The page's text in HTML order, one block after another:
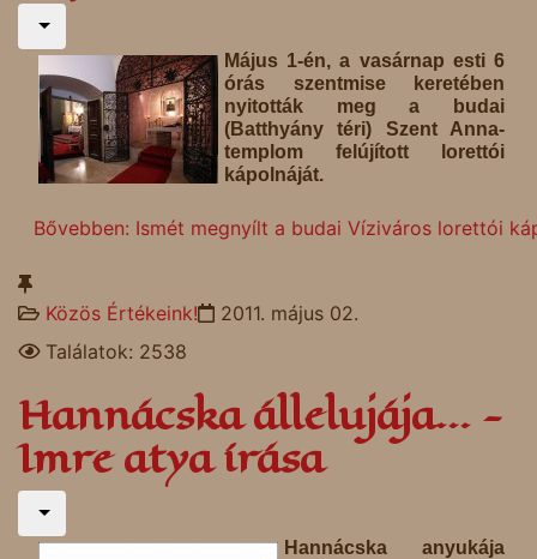
Május 1-én, a vasárnap esti 6
órás szentmise keretében
nyitották meg a budai
(Batthyány téri) Szent Anna-
templom felújított lorettói
kápolnáját.
Bővebben: Ismét megnyílt a budai Víziváros lorettói
Közös Értékeink!
2011. május 02.
Találatok: 2538
Hannácska állelujája... -
Imre atya írása
Hannácska anyukája